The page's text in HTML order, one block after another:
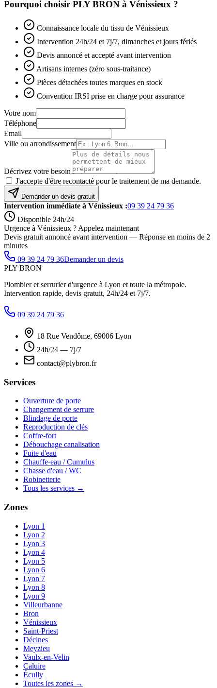
Pourquoi choisir PLY BRON à Vénissieux ?
Connaissance locale du tissu de Vénissieux
Intervention 24h/24 et 7j/7, dimanches et jours fériés
Devis annoncé et accepté avant intervention
Artisans internes (zéro sous-traitance)
Pièces détachées toutes marques en stock
Convention IRSI prise en charge pour assurance
Votre nom
Téléphone
Email
Ville ou arrondissement
Décrivez votre besoin
J'accepte d'être recontacté pour le traitement de ma demande.
Demander un devis gratuit
Intervention immédiate à Vénissieux :09 39 24 79 36
Disponible 24h/24
Urgence à Vénissieux ? Appelez maintenant
Devis gratuit annoncé avant intervention — Réponse en moins de 2
minutes
09 39 24 79 36Demander un devis
PLY BRON
Plombier et serrurier d'urgence à Lyon et toute la métropole.
Intervention rapide, devis gratuit, 24h/24 et 7j/7.
09 39 24 79 36
18 Rue Vendôme, 69006 Lyon
24h/24 — 7j/7
contact@plybron.fr
Services
Ouverture de porte
Changement de serrure
Blindage de porte
Reproduction de clés
Coffre-fort
Débouchage canalisation
Fuite d'eau
Chauffe-eau / Cumulus
Chasse d'eau / WC
Robinetterie
Tous les services →
Zones
Lyon 1
Lyon 2
Lyon 3
Lyon 4
Lyon 5
Lyon 6
Lyon 7
Lyon 8
Lyon 9
Villeurbanne
Bron
Vénissieux
Saint-Priest
Décines
Meyzieu
Vaulx-en-Velin
Caluire
Écully
Toutes les zones →